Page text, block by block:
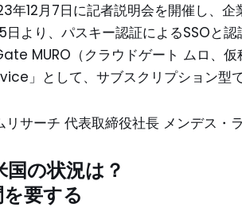
年12月7日に記者説明会を開催し、
より、パスキー認証によるSSOと
MURO（クラウドゲート ムロ、仮
」として、サブスクリプション型
サーチ 代表取締役社長 メンデス・
の状況は？
要する